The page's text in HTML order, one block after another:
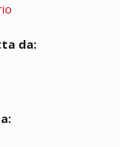
da: